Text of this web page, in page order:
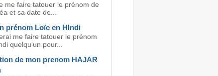
me faire tatouer le prénom de
et sa date de...
prénom Loïc en HIndi
me faire tatouer le prénom
quelqu'un pour...
de mon prenom HAJAR